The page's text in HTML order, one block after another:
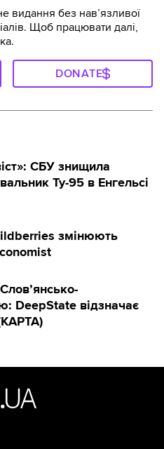
видання без навʼязливої
Щоб працювати далі,
DONATE
СБУ знищила
Ту-95 в Енгельсі
змінюють
DeepState відзначає